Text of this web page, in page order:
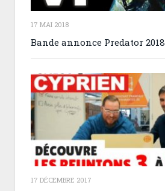
17 MAI 2018
Bande annonce Predator 2018
17 DÉCEMBRE 2017